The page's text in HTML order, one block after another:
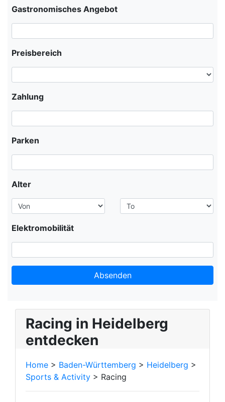
Gastronomisches Angebot
Preisbereich
Zahlung
Parken
Alter
Elektromobilität
Absenden
Racing in Heidelberg
entdecken
Home > Baden-Württemberg > Heidelberg >
Sports & Activity > Racing